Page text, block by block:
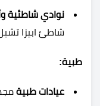
نوادي شاطئية
شاطئ ابيزا
طبية:
عيادات طبية